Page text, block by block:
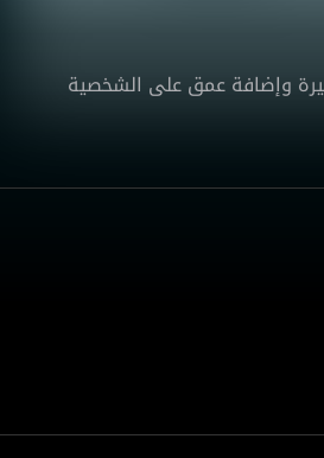
وإضافة عمق على الشخصية